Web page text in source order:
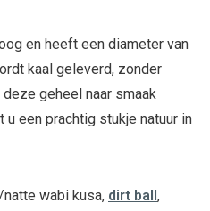
en heeft een diameter van
kaal geleverd, zonder
geheel naar smaak
u een prachtig stukje natuur in
wabi kusa, dirt ball,